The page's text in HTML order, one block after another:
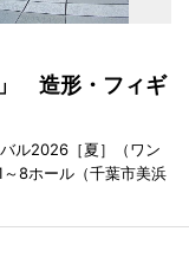
造形・フィギ
ル2026［夏］（ワン
8ホール（千葉市美浜